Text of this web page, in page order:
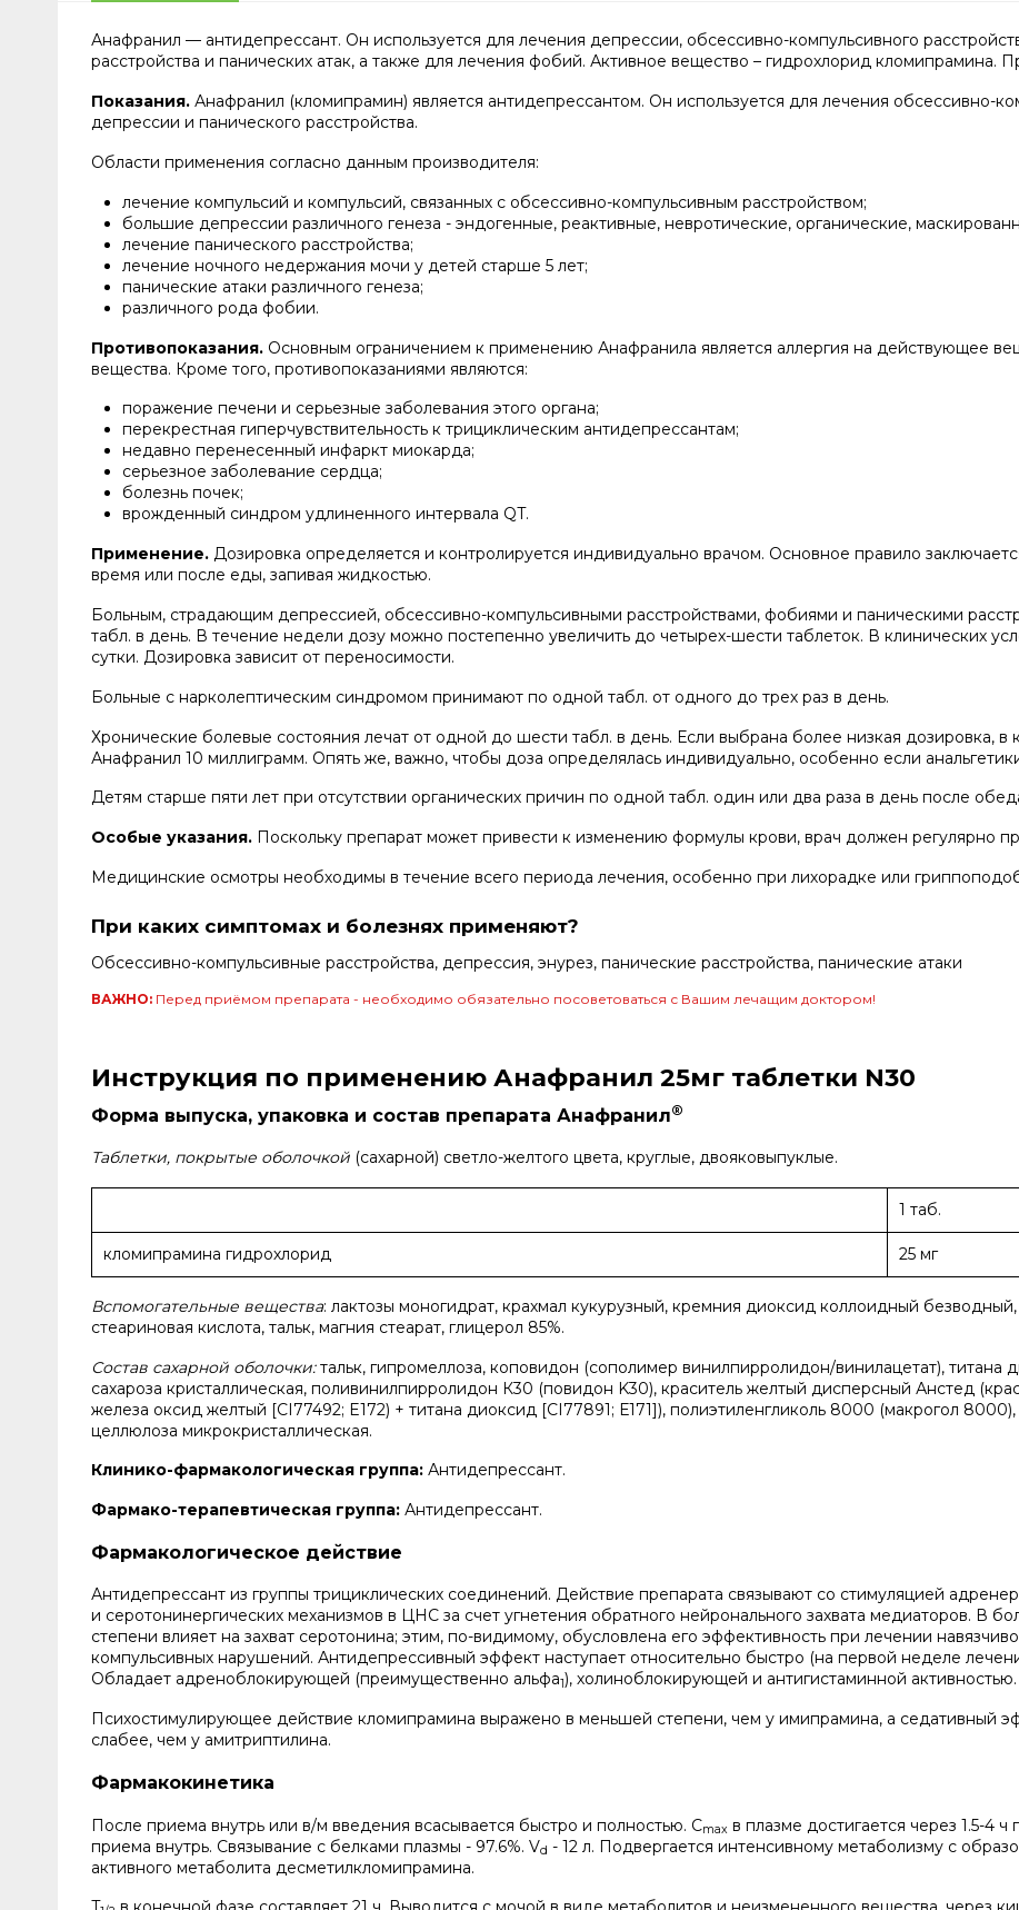
Анафранил — антидепрессант. Он используется для лечения депрессии, обсессивно-компульсивного
расстройства и панических атак, а также для лечения фобий. Активное вещество – гидрохлорид кломипрамина.
Показания. Анафранил (кломипрамин) является антидепрессантом. Он используется для лечения обсессивно-
депрессии и панического расстройства.
Области применения согласно данным производителя:
лечение компульсий и компульсий, связанных с обсессивно-компульсивным расстройством;
большие депрессии различного генеза - эндогенные, реактивные, невротические, органические,
лечение панического расстройства;
лечение ночного недержания мочи у детей старше 5 лет;
панические атаки различного генеза;
различного рода фобии.
Противопоказания. Основным ограничением к применению Анафранила является аллергия на действующее
вещества. Кроме того, противопоказаниями являются:
поражение печени и серьезные заболевания этого органа;
перекрестная гиперчувствительность к трициклическим антидепрессантам;
недавно перенесенный инфаркт миокарда;
серьезное заболевание сердца;
болезнь почек;
врожденный синдром удлиненного интервала QT.
Применение. Дозировка определяется и контролируется индивидуально врачом. Основное правило
время или после еды, запивая жидкостью.
Больным, страдающим депрессией, обсессивно-компульсивными расстройствами, фобиями и паническими
табл. в день. В течение недели дозу можно постепенно увеличить до четырех-шести таблеток. В клинических
сутки. Дозировка зависит от переносимости.
Больные с нарколептическим синдромом принимают по одной табл. от одного до трех раз в день.
Хронические болевые состояния лечат от одной до шести табл. в день. Если выбрана более низкая дозировка, в
Анафранил 10 миллиграмм. Опять же, важно, чтобы доза определялась индивидуально, особенно если
Детям старше пяти лет при отсутствии органических причин по одной табл. один или два раза в день после
Особые указания. Поскольку препарат может привести к изменению формулы крови, врач должен регулярно
Медицинские осмотры необходимы в течение всего периода лечения, особенно при лихорадке или
При каких симптомах и болезнях применяют?
Обсессивно-компульсивные расстройства, депрессия, энурез, панические расстройства, панические атаки
ВАЖНО: Перед приёмом препарата - необходимо обязательно посоветоваться с Вашим лечащим доктором!
Инструкция по применению Анафранил 25мг таблетки N30
Форма выпуска, упаковка и состав препарата Анафранил®
Таблетки, покрытые оболочкой (сахарной) светло-желтого цвета, круглые, двояковыпуклые.
1 таб.
кломипрамина гидрохлорид 25 мг
Вспомогательные вещества: лактозы моногидрат, крахмал кукурузный, кремния диоксид коллоидный безводный,
стеариновая кислота, тальк, магния стеарат, глицерол 85%.
Состав сахарной оболочки:тальк, гипромеллоза, коповидон (сополимер винилпирролидон/винилацетат), титана
сахароза кристаллическая, поливинилпирролидон К30 (повидон K30), краситель желтый дисперсный Анстед
железа оксид желтый [СI77492; E172) + титана диоксид [CI77891; Е171]), полиэтиленгликоль 8000 (макрогол 8000),
целлюлоза микрокристаллическая.
Клинико-фармакологическая группа: Антидепрессант.
Фармако-терапевтическая группа: Антидепрессант.
Фармакологическое действие
Антидепрессант из группы трициклических соединений. Действие препарата связывают со стимуляцией
и серотонинергических механизмов в ЦНС за счет угнетения обратного нейронального захвата медиаторов. В
степени влияет на захват серотонина; этим, по-видимому, обусловлена его эффективность при лечении
компульсивных нарушений. Антидепрессивный эффект наступает относительно быстро (на первой неделе
Обладает адреноблокирующей (преимущественно альфа1), холиноблокирующей и антигистаминной активностью.
Психостимулирующее действие кломипрамина выражено в меньшей степени, чем у имипрамина, а седативный
слабее, чем у амитриптилина.
Фармакокинетика
После приема внутрь или в/м введения всасывается быстро и полностью. Cmax в плазме достигается через 1.5-4 ч
приема внутрь. Связывание с белками плазмы - 97.6%. Vd - 12 л. Подвергается интенсивному метаболизму с
активного метаболита десметилкломипрамина.